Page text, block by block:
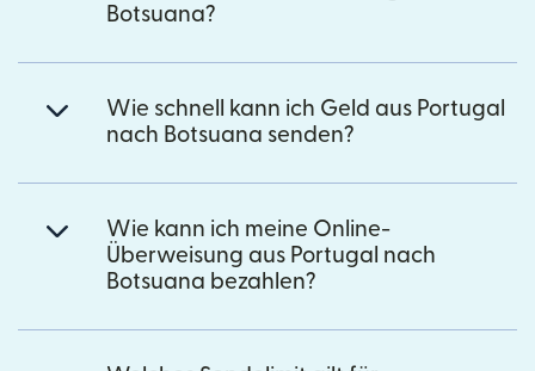
Botsuana?
Wie schnell kann ich Geld aus Portugal
nach Botsuana senden?
Wie kann ich meine Online-
Überweisung aus Portugal nach
Botsuana bezahlen?